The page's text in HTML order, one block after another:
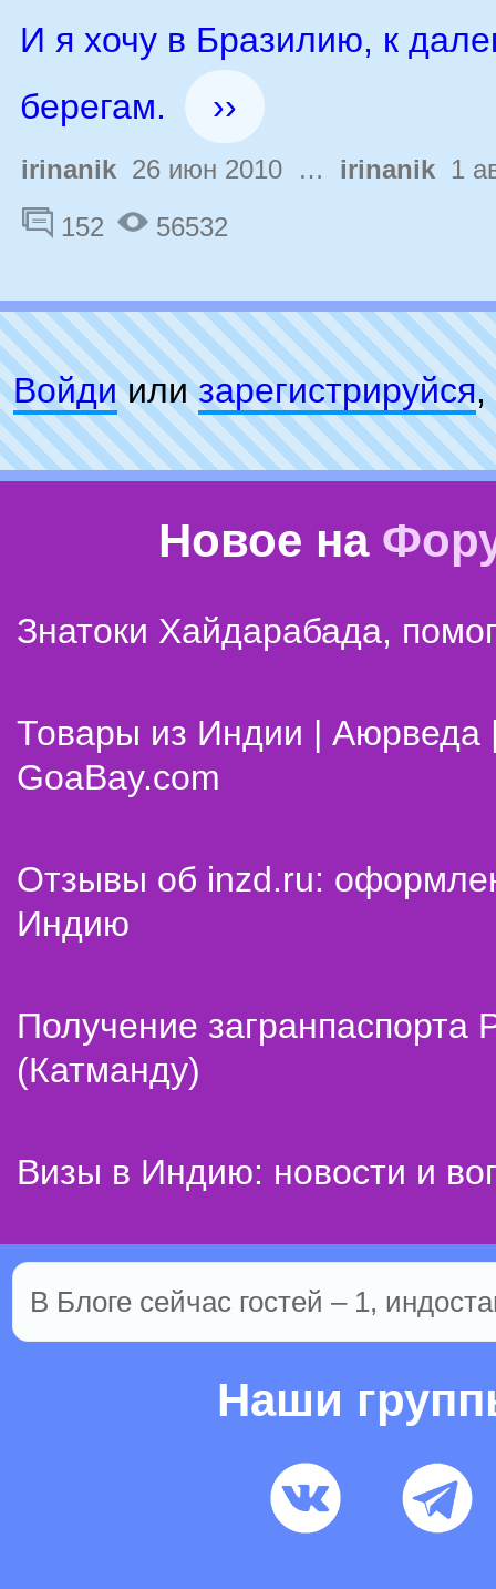
И я хочу в Бразилию, к
берегам.
››
irinanik 26 июн 2010 … irinanik 1
152
56532
Войдиилизарeгиcтpируйся,
Новое на
Знатоки Хайдарабада,
Товары из Индии | Аюрведа
GoaBay.com
Отзывы об inzd.ru:
Индию
Получение
(Катманду)
Визы в Индию: новости и
В Блоге сейчас гостей – 1,
Наши